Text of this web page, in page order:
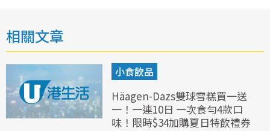
相關文章
小食飲品
Häagen-Dazs雙球雪糕買一送
一！一連10日 一次食勻4款口
味！限時$34加購夏日特飲禮券